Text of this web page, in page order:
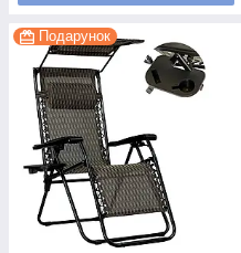
Подарунок